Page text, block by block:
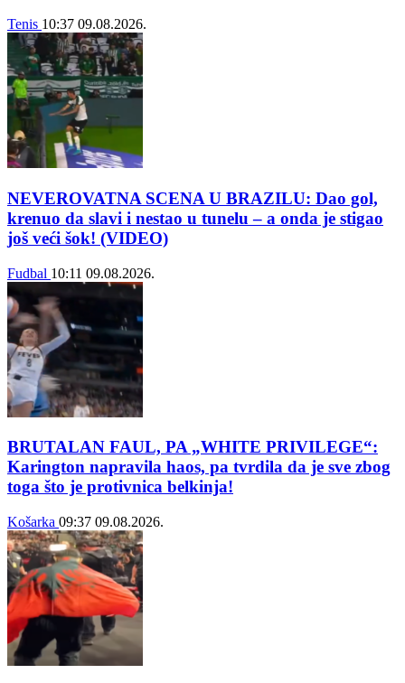
Tenis 10:37 09.08.2026.
NEVEROVATNA SCENA U BRAZILU: Dao gol,
krenuo da slavi i nestao u tunelu – a onda je stigao
još veći šok! (VIDEO)
Fudbal 10:11 09.08.2026.
BRUTALAN FAUL, PA „WHITE PRIVILEGE“:
Karington napravila haos, pa tvrdila da je sve zbog
toga što je protivnica belkinja!
Košarka 09:37 09.08.2026.